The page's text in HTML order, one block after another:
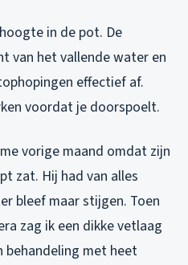
in de pot. De
van het vallende water en
effectief af.
voordat je doorspoelt.
vorige maand omdat zijn
zat. Hij had van alles
bleef maar stijgen. Toen
zag ik een dikke vetlaag
behandeling met heet